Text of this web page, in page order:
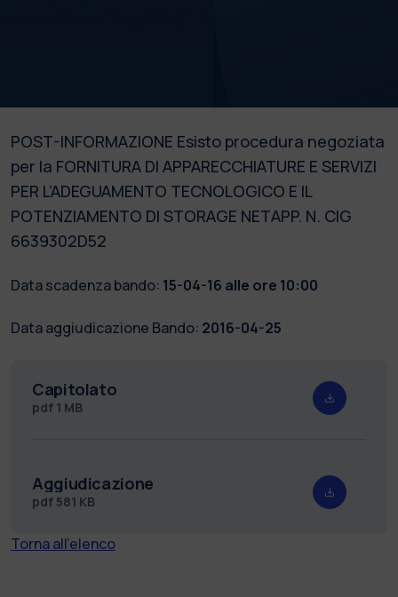
POST-INFORMAZIONE Esisto procedura negoziata
per la FORNITURA DI APPARECCHIATURE E SERVIZI
PER L’ADEGUAMENTO TECNOLOGICO E IL
POTENZIAMENTO DI STORAGE NETAPP. N. CIG
6639302D52
Data scadenza bando: 15-04-16 alle ore 10:00
Data aggiudicazione Bando: 2016-04-25
Capitolato
pdf 1 MB
Aggiudicazione
pdf 581 KB
Torna all'elenco